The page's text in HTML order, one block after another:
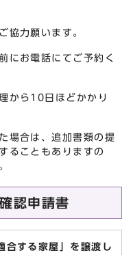
協力願います。
にお電話にてご予約く
から10日ほどかかり
場合は、追加書類の提
ることもありますの
認申請書
合する家屋」を譲渡し